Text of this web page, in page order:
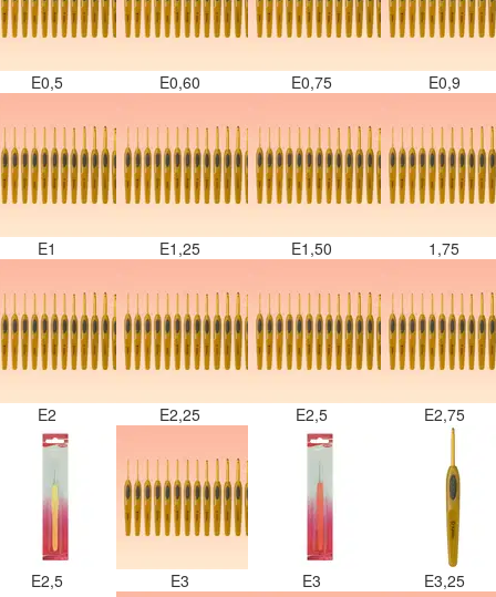
E0,5 E0,60 E0,75 E0,9
E1 E1,25 E1,50 1,75
E2 E2,25 E2,5 E2,75
E2,5 E3 E3 E3,25